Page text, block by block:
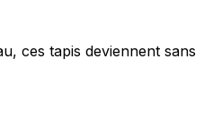
ces tapis deviennent sans